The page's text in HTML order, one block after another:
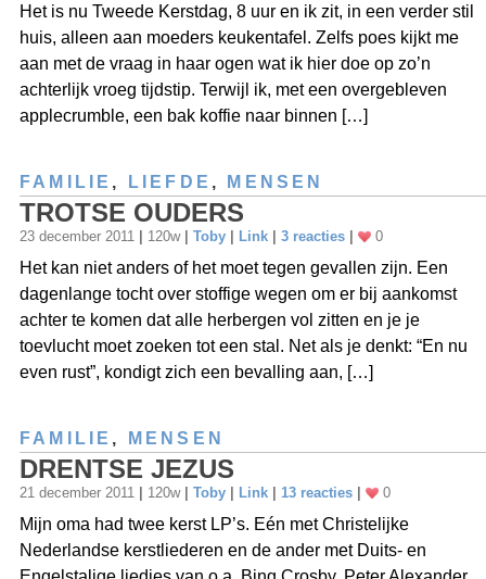
Het is nu Tweede Kerstdag, 8 uur en ik zit, in een verder stil
huis, alleen aan moeders keukentafel. Zelfs poes kijkt me
aan met de vraag in haar ogen wat ik hier doe op zo’n
achterlijk vroeg tijdstip. Terwijl ik, met een overgebleven
applecrumble, een bak koffie naar binnen […]
FAMILIE , LIEFDE , MENSEN
TROTSE OUDERS
23 december 2011 120w Toby Link 3 reacties 0
Het kan niet anders of het moet tegen gevallen zijn. Een
dagenlange tocht over stoffige wegen om er bij aankomst
achter te komen dat alle herbergen vol zitten en je je
toevlucht moet zoeken tot een stal. Net als je denkt: “En nu
even rust”, kondigt zich een bevalling aan, […]
FAMILIE , MENSEN
DRENTSE JEZUS
21 december 2011 120w Toby Link 13 reacties 0
Mijn oma had twee kerst LP’s. Eén met Christelijke
Nederlandse kerstliederen en de ander met Duits- en